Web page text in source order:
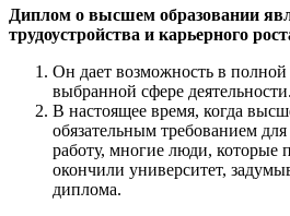
Диплом о высшем образовании
трудоустройства и карьерного
Он дает возможность в полной
выбранной сфере деятельности.
В настоящее время, когда
обязательным требованием
работу, многие люди, которые
окончили университет,
диплома.